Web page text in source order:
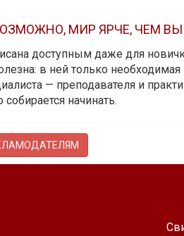
МИР ЯРЧЕ, ЧЕМ ВЫ
доступным даже для
в ней только
— преподавателя и
начинать.